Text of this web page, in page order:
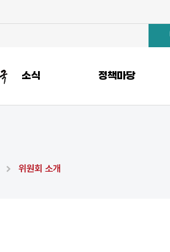
소식 정책마당
위원회 소개